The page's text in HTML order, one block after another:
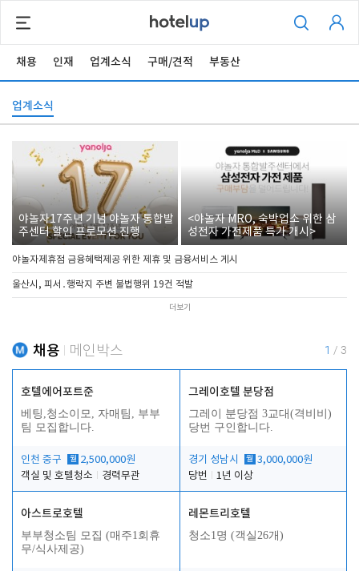
채용 인재 업계소식 구매/견적 부동산
업계소식
야놀자17주년 기념 야놀자 통합발
주센터 할인 프로모션 진행
<야놀자 MRO, 숙박업소 위한 삼
성전자 가전제품 특가 개시>
야놀자제휴점 금융혜택제공 위한 제휴 및 금융서비스 게시
울산시, 피서․행락지 주변 불법행위 19건 적발
더보기
채용 메인박스 1 / 3
호텔에어포트준
베팅,청소이모, 자매팀, 부부
팀 모집합니다.
인천 중구 월 2,500,000원
객실 및 호텔청소
경력무관
그레이호텔 분당점
그레이 분당점 3교대(격비비)
당번 구인합니다.
경기 성남시 월 3,000,000원
당번
1년 이상
아스트로호텔
부부청소팀 모집 (매주1회휴
무/식사제공)
레몬트리호텔
청소1명 (객실26개)